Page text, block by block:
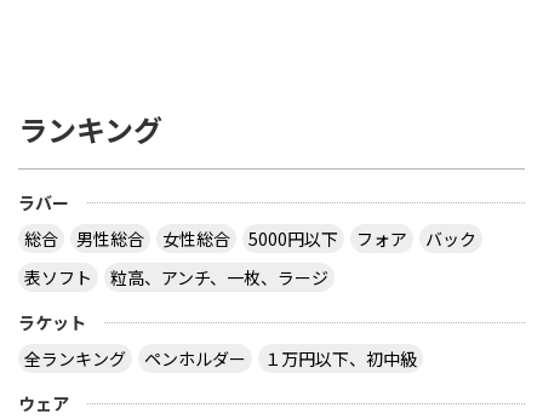
ランキング
ラバー
総合
男性総合 女性総合 5000円以下 フォア
バック
表ソフト
粒高、アンチ、一枚、ラージ
ラケット
全ランキング
ペンホルダー
１万円以下、初中級
ウェア